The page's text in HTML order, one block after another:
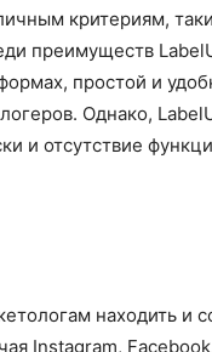
критериям,
преимуществ
простой и
Однако,
и отсутствие
находить и
Instagram,